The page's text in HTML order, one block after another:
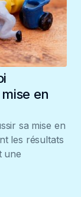
en
sa mise en
les résultats
une